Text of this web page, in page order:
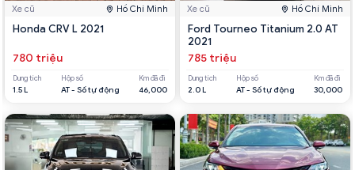
Xe cũ Hồ Chí Minh
Honda CRV L 2021
780 triệu
Dung tích
1.5 L
Hộp số
AT - Số tự động
Km đã đi
46,000
Xe cũ Hồ Chí Minh
Ford Tourneo Titanium 2.0 AT
2021
785 triệu
Dung tích
2.0 L
Hộp số
AT - Số tự động
Km đã đi
30,000